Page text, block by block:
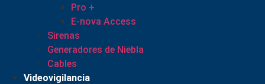
Pro +
E-nova Access
Sirenas
Generadores de Niebla
Cables
Videovigilancia